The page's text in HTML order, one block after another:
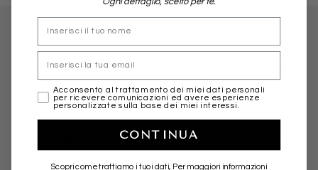
WHAT THEY SAY ABOUT US...
Friendly, professional and fast in shipping.
More than positive experience. Highly
nome
Email
marketing
Acconsento al trattamento dei miei dati personali
per ricevere comunicazioni ed avere esperienze
personalizzate sulla base dei miei interessi.
CONTINUA
Scopri come trattiamo i tuoi dati, Per maggiori informazioni